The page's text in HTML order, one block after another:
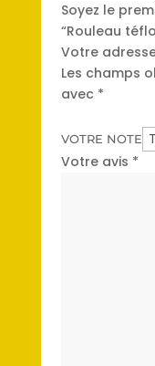
Soyez le
“Rouleau
Votre
Les champs
avec *
VOTRE NOTE
Votre avis *